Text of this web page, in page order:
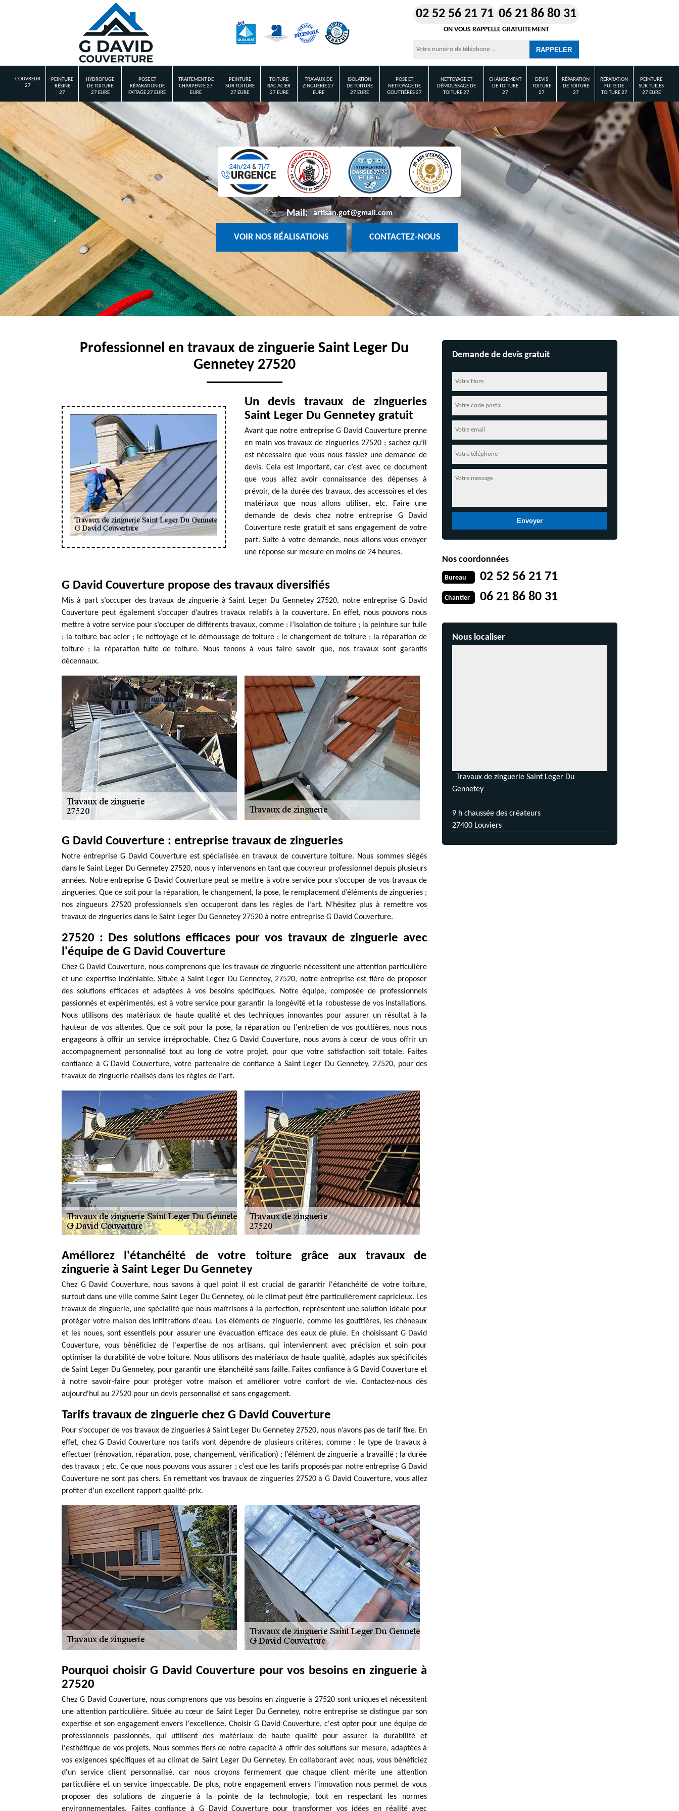
02 52 56 21 71 06 21 86 80 31
ON VOUS RAPPELLE GRATUITEMENT
COUVREUR
27
PEINTURE
RÉSINE
27
HYDROFUGE
DE TOITURE
27 EURE
POSE ET
RÉPARATION DE
FAÎTAGE 27 EURE
TRAITEMENT DE
CHARPENTE 27
EURE
PEINTURE
SUR TOITURE
27 EURE
TOITURE
BAC ACIER
27 EURE
TRAVAUX DE
ZINGUERIE 27
EURE
ISOLATION
DE TOITURE
27 EURE
POSE ET
NETTOYAGE DE
GOUTTIÈRES 27
NETTOYAGE ET
DÉMOUSSAGE DE
TOITURE 27
CHANGEMENT
DE TOITURE
27
DEVIS
TOITURE
27
RÉPARATION
DE TOITURE
27
RÉPARATION
FUITE DE
TOITURE 27
PEINTURE
SUR TUILES
27 EURE
Mail: artisan.got@gmail.com
VOIR NOS RÉALISATIONS CONTACTEZ-NOUS
Professionnel en travaux de zinguerie Saint Leger Du
Gennetey 27520
Un devis travaux de zingueries
Saint Leger Du Gennetey gratuit
Avant que notre entreprise G David Couverture prenne
en main vos travaux de zingueries 27520 ; sachez qu’il
est nécessaire que vous nous fassiez une demande de
devis. Cela est important, car c’est avec ce document
que vous allez avoir connaissance des dépenses à
prévoir, de la durée des travaux, des accessoires et des
matériaux que nous allons utiliser, etc. Faire une
demande de devis chez notre entreprise G David
Couverture reste gratuit et sans engagement de votre
part. Suite à votre demande, nous allons vous envoyer
une réponse sur mesure en moins de 24 heures.
G David Couverture propose des travaux diversifiés
Mis à part s’occuper des travaux de zinguerie à Saint Leger Du Gennetey 27520, notre entreprise G David
Couverture peut également s’occuper d’autres travaux relatifs à la couverture. En effet, nous pouvons nous
mettre à votre service pour s’occuper de différents travaux, comme : l’isolation de toiture ; la peinture sur tuile
; la toiture bac acier ; le nettoyage et le démoussage de toiture ; le changement de toiture ; la réparation de
toiture ; la réparation fuite de toiture. Nous tenons à vous faire savoir que, nos travaux sont garantis
décennaux.
G David Couverture : entreprise travaux de zingueries
Notre entreprise G David Couverture est spécialisée en travaux de couverture toiture. Nous sommes siégés
dans le Saint Leger Du Gennetey 27520, nous y intervenons en tant que couvreur professionnel depuis plusieurs
années. Notre entreprise G David Couverture peut se mettre à votre service pour s’occuper de vos travaux de
zingueries. Que ce soit pour la réparation, le changement, la pose, le remplacement d’éléments de zingueries ;
nos zingueurs 27520 professionnels s’en occuperont dans les règles de l’art. N’hésitez plus à remettre vos
travaux de zingueries dans le Saint Leger Du Gennetey 27520 à notre entreprise G David Couverture.
27520 : Des solutions efficaces pour vos travaux de zinguerie avec
l'équipe de G David Couverture
Chez G David Couverture, nous comprenons que les travaux de zinguerie nécessitent une attention particulière
et une expertise indéniable. Située à Saint Leger Du Gennetey, 27520, notre entreprise est fière de proposer
des solutions efficaces et adaptées à vos besoins spécifiques. Notre équipe, composée de professionnels
passionnés et expérimentés, est à votre service pour garantir la longévité et la robustesse de vos installations.
Nous utilisons des matériaux de haute qualité et des techniques innovantes pour assurer un résultat à la
hauteur de vos attentes. Que ce soit pour la pose, la réparation ou l'entretien de vos gouttières, nous nous
engageons à offrir un service irréprochable. Chez G David Couverture, nous avons à cœur de vous offrir un
accompagnement personnalisé tout au long de votre projet, pour que votre satisfaction soit totale. Faites
confiance à G David Couverture, votre partenaire de confiance à Saint Leger Du Gennetey, 27520, pour des
travaux de zinguerie réalisés dans les règles de l'art.
Améliorez l'étanchéité de votre toiture grâce aux travaux de
zinguerie à Saint Leger Du Gennetey
Chez G David Couverture, nous savons à quel point il est crucial de garantir l'étanchéité de votre toiture,
surtout dans une ville comme Saint Leger Du Gennetey, où le climat peut être particulièrement capricieux. Les
travaux de zinguerie, une spécialité que nous maîtrisons à la perfection, représentent une solution idéale pour
protéger votre maison des infiltrations d'eau. Les éléments de zinguerie, comme les gouttières, les chéneaux
et les noues, sont essentiels pour assurer une évacuation efficace des eaux de pluie. En choisissant G David
Couverture, vous bénéficiez de l'expertise de nos artisans, qui interviennent avec précision et soin pour
optimiser la durabilité de votre toiture. Nous utilisons des matériaux de haute qualité, adaptés aux spécificités
de Saint Leger Du Gennetey, pour garantir une étanchéité sans faille. Faites confiance à G David Couverture et
à notre savoir-faire pour protéger votre maison et améliorer votre confort de vie. Contactez-nous dès
aujourd'hui au 27520 pour un devis personnalisé et sans engagement.
Tarifs travaux de zinguerie chez G David Couverture
Pour s’occuper de vos travaux de zingueries à Saint Leger Du Gennetey 27520, nous n’avons pas de tarif fixe. En
effet, chez G David Couverture nos tarifs vont dépendre de plusieurs critères, comme : le type de travaux à
effectuer (rénovation, réparation, pose, changement, vérification) ; l’élément de zinguerie a travaillé ; la durée
des travaux ; etc. Ce que nous pouvons vous assurer ; c’est que les tarifs proposés par notre entreprise G David
Couverture ne sont pas chers. En remettant vos travaux de zingueries 27520 à G David Couverture, vous allez
profiter d’un excellent rapport qualité-prix.
Pourquoi choisir G David Couverture pour vos besoins en zinguerie à
27520
Chez G David Couverture, nous comprenons que vos besoins en zinguerie à 27520 sont uniques et nécessitent
une attention particulière. Située au cœur de Saint Leger Du Gennetey, notre entreprise se distingue par son
expertise et son engagement envers l'excellence. Choisir G David Couverture, c'est opter pour une équipe de
professionnels passionnés, qui utilisent des matériaux de haute qualité pour assurer la durabilité et
l'esthétique de vos projets. Nous sommes fiers de notre capacité à offrir des solutions sur mesure, adaptées à
vos exigences spécifiques et au climat de Saint Leger Du Gennetey. En collaborant avec nous, vous bénéficiez
d'un service client personnalisé, car nous croyons fermement que chaque client mérite une attention
particulière et un service impeccable. De plus, notre engagement envers l'innovation nous permet de vous
proposer des solutions de zinguerie à la pointe de la technologie, tout en respectant les normes
environnementales. Faites confiance à G David Couverture pour transformer vos idées en réalité avec
Demande de devis gratuit
Nos coordonnées
Bureau 02 52 56 21 71
Chantier 06 21 86 80 31
Nous localiser
Travaux de zinguerie Saint Leger Du
Gennetey
9 h chaussée des créateurs
27400 Louviers